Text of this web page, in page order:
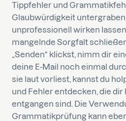
Tippfehler und
Glaubwürdigkeit
unprofessionell wirken
mangelnde Sorgfalt
„Senden“ klickst, nimm dir
deine E-Mail noch einmal
sie laut vorliest, kannst du
und Fehler entdecken, die
entgangen sind. Die
Grammatikprüfung kann